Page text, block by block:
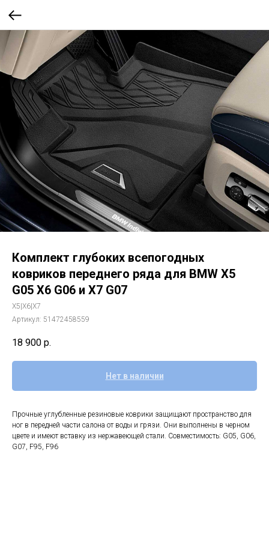
Комплект глубоких всепогодных
ковриков переднего ряда для BMW X5
G05 X6 G06 и X7 G07
X5|X6|X7
Артикул: 51472458559
18 900 р.
Нет в наличии
Прочные углубленные резиновые коврики защищают пространство для
ног в передней части салона от воды и грязи. Они выполнены в черном
цвете и имеют вставку из нержавеющей стали. Совместимость: G05, G06,
G07, F95, F96